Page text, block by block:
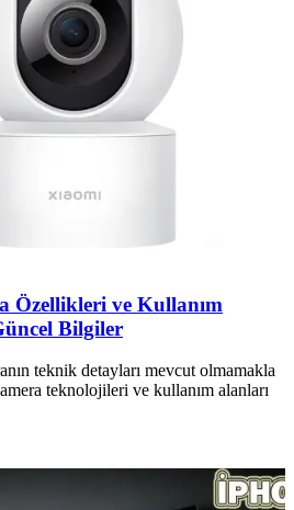
Özellikleri ve Kullanım
Bilgiler
teknik detayları mevcut olmamakla
teknolojileri ve kullanım alanları